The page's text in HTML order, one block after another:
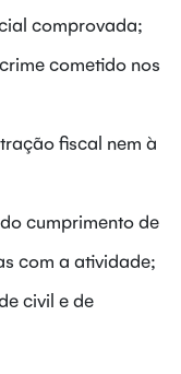
comprovada;
cometido nos
fiscal nem à
cumprimento de
com a atividade;
civil e de